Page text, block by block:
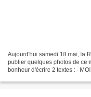
Aujourd'hui samedi 18 mai, la
publier quelques photos de ce
bonheur d'écrire 2 textes : -